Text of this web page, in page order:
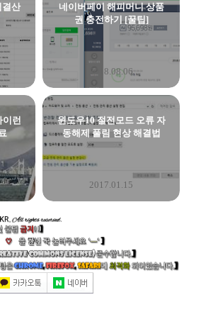
결산
네이버페이 해피머니 상품
권 충전하기 [꿀팁]
2018.08.06
런
윈도우10 절전모드 오류 자
동해제 풀림 현상 해결법
2017.01.15